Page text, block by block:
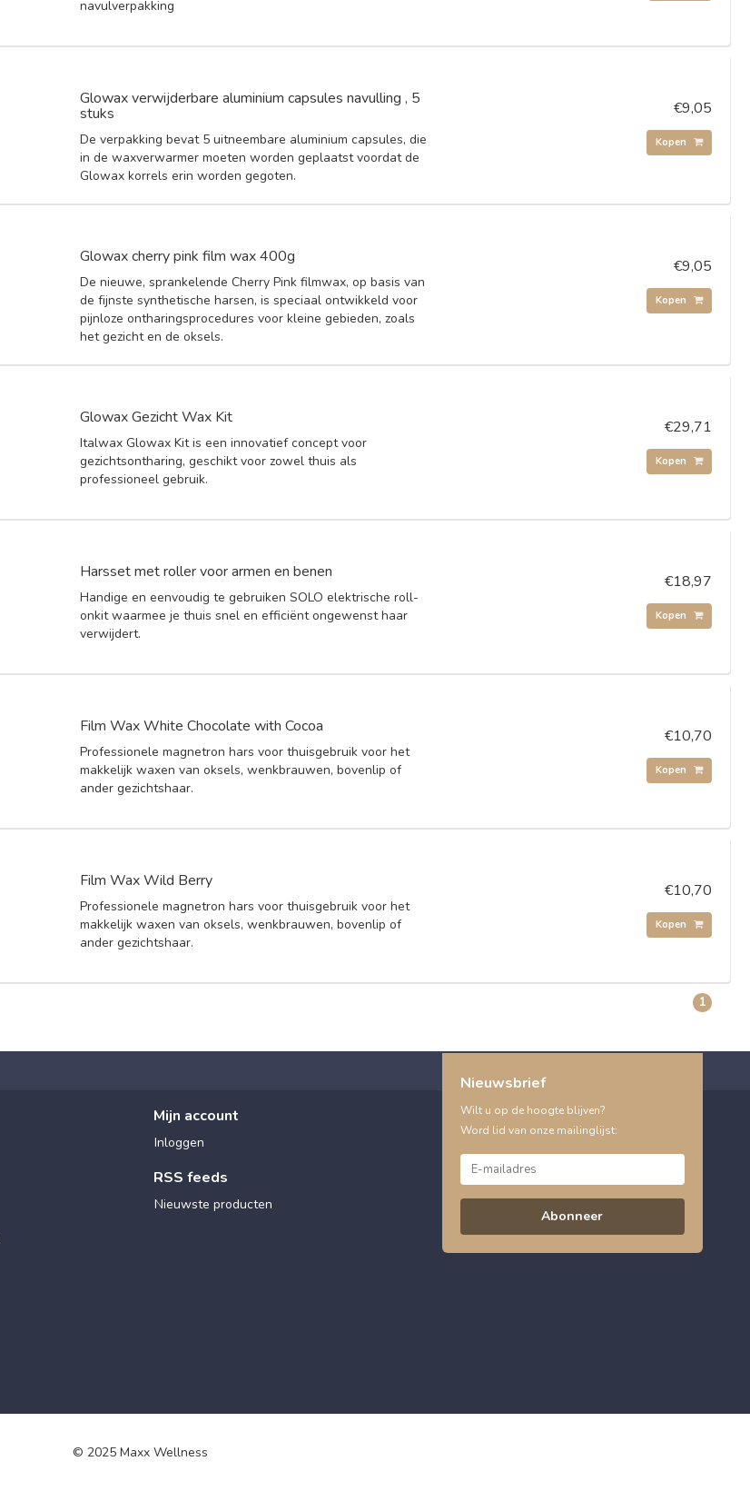
navulverpakking
Glowax verwijderbare aluminium capsules navulling , 5
stuks
De verpakking bevat 5 uitneembare aluminium capsules, die
in de waxverwarmer moeten worden geplaatst voordat de
Glowax korrels erin worden gegoten.
€9,05
Kopen
Glowax cherry pink film wax 400g
De nieuwe, sprankelende Cherry Pink filmwax, op basis van
de fijnste synthetische harsen, is speciaal ontwikkeld voor
pijnloze ontharingsprocedures voor kleine gebieden, zoals
het gezicht en de oksels.
€9,05
Kopen
Glowax Gezicht Wax Kit
Italwax Glowax Kit is een innovatief concept voor
gezichtsontharing, geschikt voor zowel thuis als
professioneel gebruik.
€29,71
Kopen
Harsset met roller voor armen en benen
Handige en eenvoudig te gebruiken SOLO elektrische roll-
onkit waarmee je thuis snel en efficiënt ongewenst haar
verwijdert.
€18,97
Kopen
Film Wax White Chocolate with Cocoa
Professionele magnetron hars voor thuisgebruik voor het
makkelijk waxen van oksels, wenkbrauwen, bovenlip of
ander gezichtshaar.
€10,70
Kopen
Film Wax Wild Berry
Professionele magnetron hars voor thuisgebruik voor het
makkelijk waxen van oksels, wenkbrauwen, bovenlip of
ander gezichtshaar.
€10,70
Kopen
1
Mijn account
Inloggen
RSS feeds
Nieuwste producten
Nieuwsbrief
Wilt u op de hoogte blijven?
Word lid van onze mailinglijst:
Abonneer
© 2025 Maxx Wellness